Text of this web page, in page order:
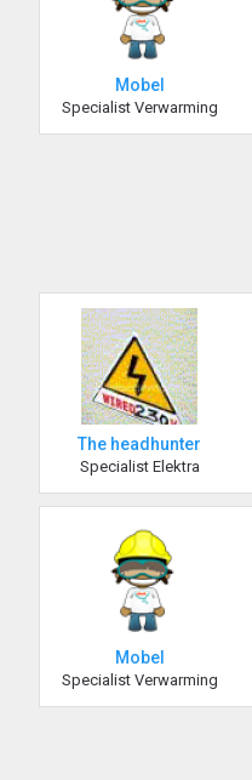
Mobel
Specialist Verwarming
The headhunter
Specialist Elektra
Mobel
Specialist Verwarming